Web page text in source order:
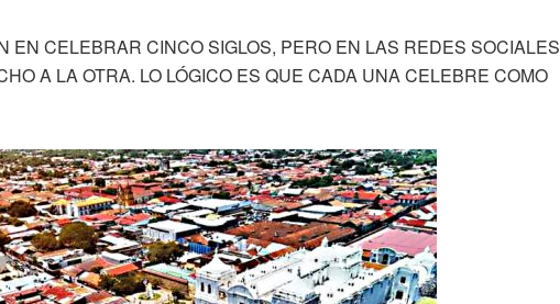
EN CELEBRAR CINCO SIGLOS, PERO EN LAS REDES SOCIALES
A LA OTRA. LO LÓGICO ES QUE CADA UNA CELEBRE COMO